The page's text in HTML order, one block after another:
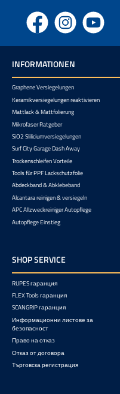
Facebook Instagram YouTube
INFORMATIONEN
Graphene Versiegelungen
Keramikversiegelungen reaktivieren
Mattlack & Mattfolierung
Mikrofaser Ratgeber
SiO2 Sliliciumversiegelungen
Surf City Garage Dash Away
Trockenschleifen Vorteile
Tools für PPF Lackschutzfolie
Abdeckband & Abklebeband
Alcantara reinigen & versiegeln
APC Allzweckreiniger Autopflege
Autopflege Einstieg
SHOP SERVICE
RUPES гаранция
FLEX Tools гаранция
SCANGRIP гаранция
Информационни листове за
безопасност
Право на отказ
Отказ от договора
Търговска регистрация